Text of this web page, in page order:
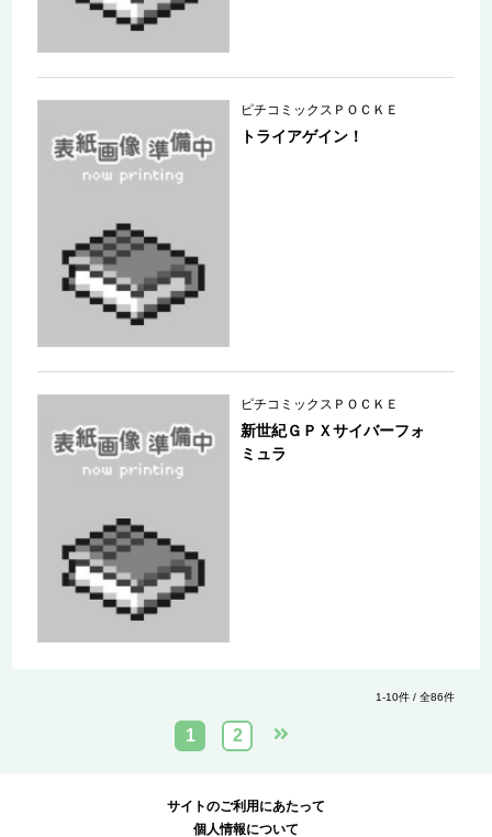
ピチコミックスＰＯＣＫＥ
トライアゲイン！
ピチコミックスＰＯＣＫＥ
新世紀ＧＰＸサイバーフォ
ミュラ
1-10件 / 全86件
1 2
サイトのご利用にあたって
個人情報について